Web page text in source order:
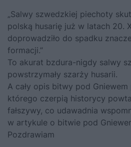
„Salwy szwedzkiej piechoty
polską husarię już w latach 20.
doprowadziło do spadku
formacji.”
To akurat bzdura-nigdy salwy
powstrzymały szarży husarii.
A cały opis bitwy pod
którego czerpią historycy
fałszywy, co udawadnia
w artykule o bitwie pod
Pozdrawiam